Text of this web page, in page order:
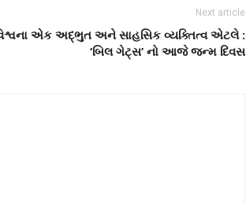
Next article
એક અદ્ભુત અને સાહસિક વ્યક્તિત્વ એટલે :
‘બિલ ગેટ્સ’ નો આજે જન્મ દિવસ